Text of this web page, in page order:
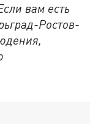
вам есть
Ростов-